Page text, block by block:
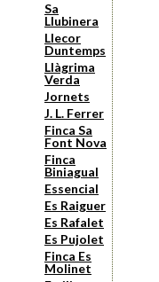
Sa
Llubinera
Llecor
Duntemps
Llàgrima
Verda
Jornets
J. L. Ferrer
Finca Sa
Font Nova
Finca
Biniagual
Essencial
Es Raiguer
Es Rafalet
Es Pujolet
Finca Es
Molinet